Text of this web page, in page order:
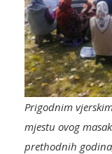
Prigodnim
mjestu ovog
prethodnih